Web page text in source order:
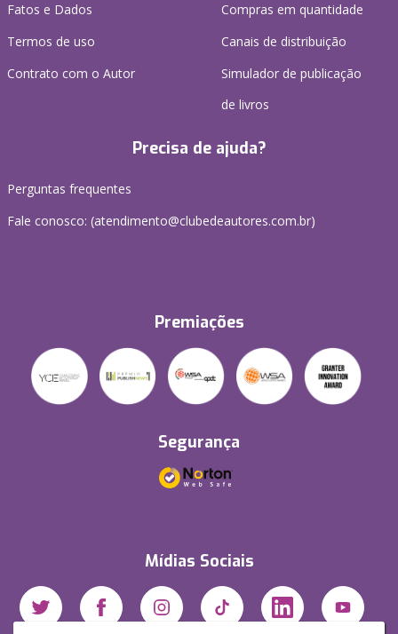
Fatos e Dados
Termos de uso
Contrato com o Autor
Compras em quantidade
Canais de distribuição
Simulador de publicação
de livros
Precisa de ajuda?
Perguntas frequentes
Fale conosco: (atendimento@clubedeautores.com.br)
Premiações
Segurança
Mídias Sociais